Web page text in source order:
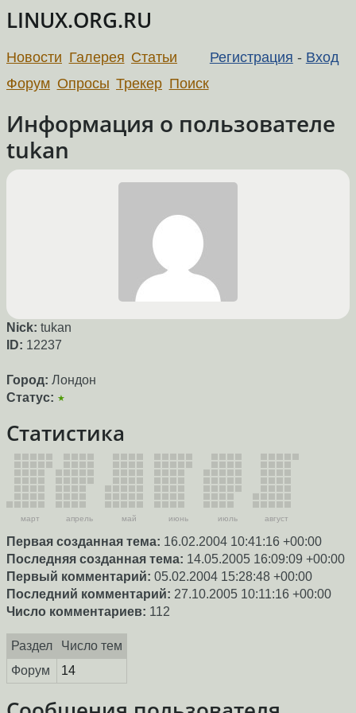
LINUX.ORG.RU
Регистрация - Вход
Новости Галерея Статьи
Форум Опросы Трекер Поиск
Информация о пользователе
tukan
Nick: tukan
ID: 12237
Город: Лондон
Статус: ★
Статистика
март апрель май июнь июль август
Первая созданная тема: 16.02.2004 10:41:16 +00:00
Последняя созданная тема: 14.05.2005 16:09:09 +00:00
Первый комментарий: 05.02.2004 15:28:48 +00:00
Последний комментарий: 27.10.2005 10:11:16 +00:00
Число комментариев: 112
Раздел
Число тем
Форум
14